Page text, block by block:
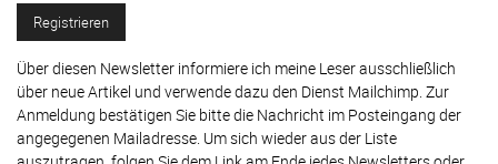
Über diesen Newsletter informiere ich meine Leser ausschließlich
über neue Artikel und verwende dazu den Dienst Mailchimp. Zur
Anmeldung bestätigen Sie bitte die Nachricht im Posteingang der
angegegenen Mailadresse. Um sich wieder aus der Liste